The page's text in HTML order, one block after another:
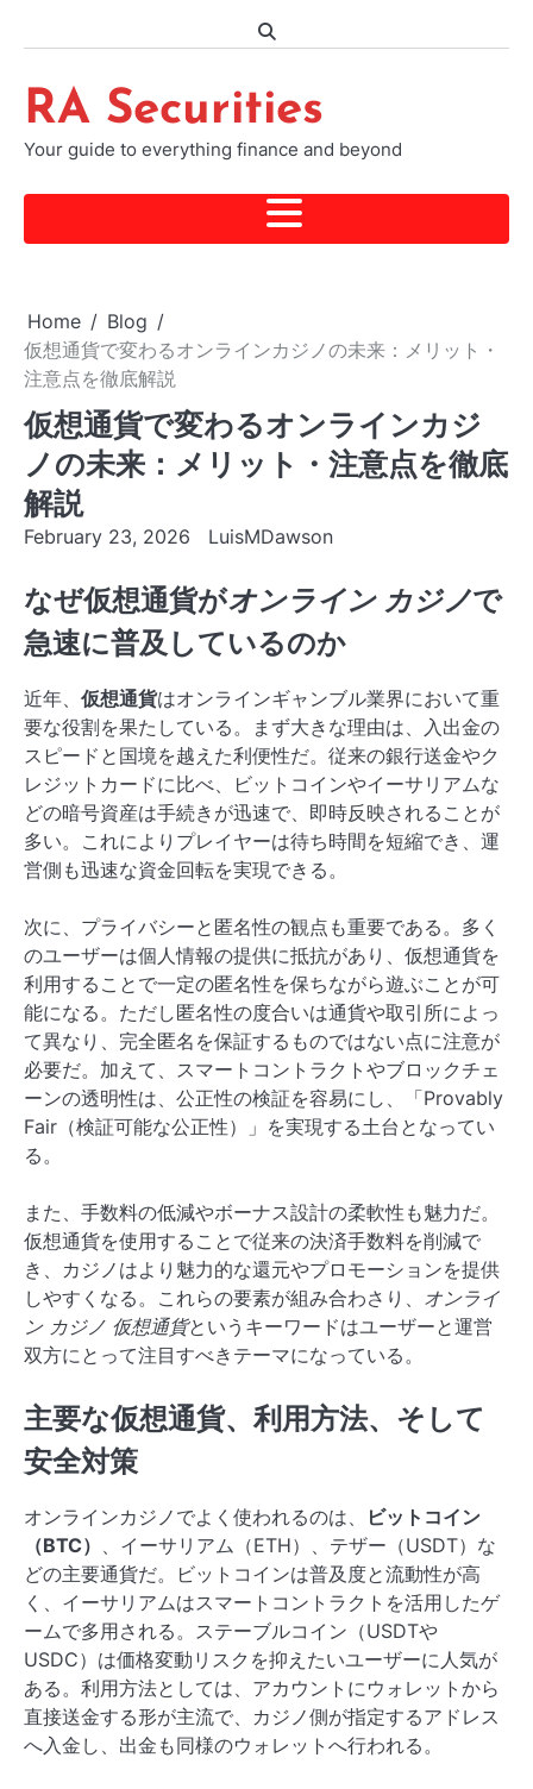
RA Securities
Your guide to everything finance and beyond
Home
Blog
仮想通貨で変わるオンラインカジノの未来：メリット・
注意点を徹底解説
仮想通貨で変わるオンラインカジ
ノの未来：メリット・注意点を徹底
解説
February 23, 2026 LuisMDawson
なぜ仮想通貨がオンライン カジノで
急速に普及しているのか
近年、 仮想通貨はオンラインギャンブル業界において重
要な役割を果たしている。まず大きな理由は、入出金の
スピードと国境を越えた利便性だ。従来の銀行送金やク
レジットカードに比べ、ビットコインやイーサリアムな
どの暗号資産は手続きが迅速で、即時反映されることが
多い。これによりプレイヤーは待ち時間を短縮でき、運
営側も迅速な資金回転を実現できる。
次に、プライバシーと匿名性の観点も重要である。多く
のユーザーは個人情報の提供に抵抗があり、仮想通貨を
利用することで一定の匿名性を保ちながら遊ぶことが可
能になる。ただし匿名性の度合いは通貨や取引所によっ
て異なり、完全匿名を保証するものではない点に注意が
必要だ。加えて、スマートコントラクトやブロックチェ
ーンの透明性は、公正性の検証を容易にし、「Provably
Fair（検証可能な公正性）」を実現する土台となってい
る。
また、手数料の低減やボーナス設計の柔軟性も魅力だ。
仮想通貨を使用することで従来の決済手数料を削減で
き、カジノはより魅力的な還元やプロモーションを提供
しやすくなる。これらの要素が組み合わさり、 オンライ
ン カジノ 仮想通貨というキーワードはユーザーと運営
双方にとって注目すべきテーマになっている。
主要な仮想通貨、利用方法、そして
安全対策
オンラインカジノでよく使われるのは、
ビットコイン
（BTC） 、イーサリアム（ETH）、テザー（USDT）な
どの主要通貨だ。ビットコインは普及度と流動性が高
く、イーサリアムはスマートコントラクトを活用したゲ
ームで多用される。ステーブルコイン（USDTや
USDC）は価格変動リスクを抑えたいユーザーに人気が
ある。利用方法としては、アカウントにウォレットから
直接送金する形が主流で、カジノ側が指定するアドレス
へ入金し、出金も同様のウォレットへ行われる。